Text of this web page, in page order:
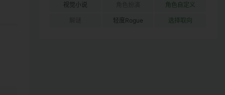
视觉小说 角色自定义
轻度Rogue 选择取向